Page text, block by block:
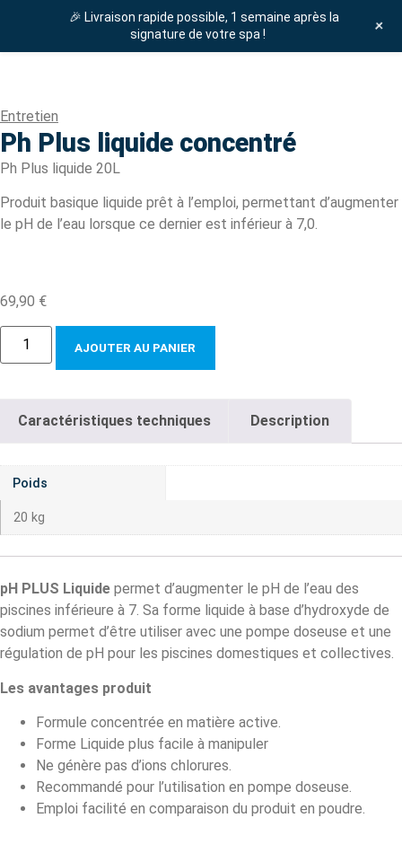
Ph Plus liquide concentré
»Entretien spa» Ph Plus liquide concentré
Entretien
Ph Plus liquide concentré
Ph Plus liquide 20L
Produit basique liquide prêt à l’emploi, permettant d’augmenter
le pH de l’eau lorsque ce dernier est inférieur à 7,0.
69,90 €
AJOUTER AU PANIER
Caractéristiques techniques Description
Poids
20 kg
pH PLUS Liquide permet d’augmenter le pH de l’eau des
piscines inférieure à 7. Sa forme liquide à base d’hydroxyde de
sodium permet d’être utiliser avec une pompe doseuse et une
régulation de pH pour les piscines domestiques et collectives.
Les avantages produit
Formule concentrée en matière active.
Forme Liquide plus facile à manipuler
Ne génère pas d’ions chlorures.
Recommandé pour l’utilisation en pompe doseuse.
Emploi facilité en comparaison du produit en poudre.
🎉 Livraison rapide possible, 1 semaine après la
signature de votre spa !
+